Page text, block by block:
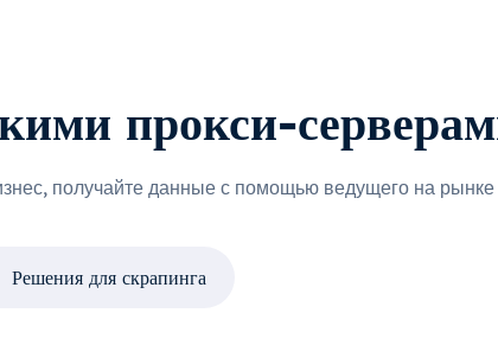
прокси-
получайте данные с помощью ведущего на рынке
Решения для скрапинга